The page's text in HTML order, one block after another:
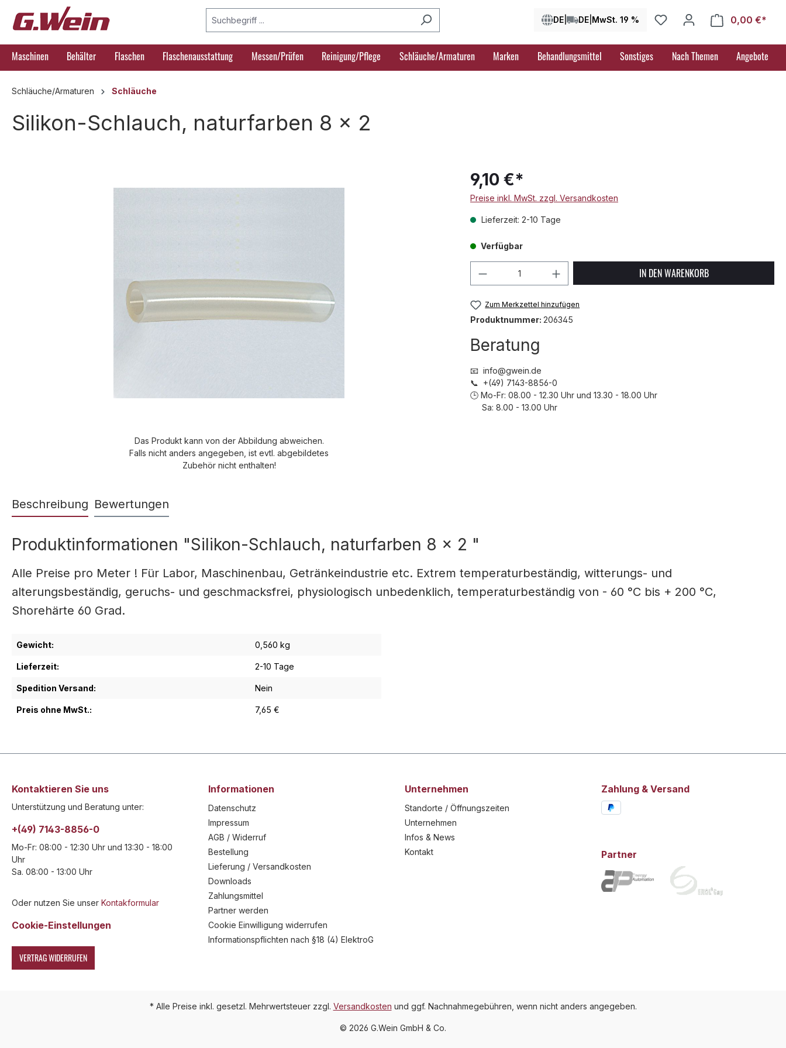
Zur Hauptnavigation springen
DE DE MwSt. 19 % 0,00 €*
Maschinen Behälter Flaschen Flaschenausstattung Messen/Prüfen Reinigung/Pflege Schläuche/Armaturen Marken Behandlungsmittel Sonstiges Nach Themen Angebote
Schläuche/Armaturen Schläuche
Silikon-Schlauch, naturfarben 8 x 2
Das Produkt kann von der Abbildung abweichen.
Falls nicht anders angegeben, ist evtl. abgebildetes
Zubehör nicht enthalten!
9,10 €*
Preise inkl. MwSt. zzgl. Versandkosten
Lieferzeit: 2-10 Tage
Verfügbar
Produkt Anzahl: Gib den gewünschten Wert
IN DEN WARENKORB
Zum Merkzettel hinzufügen
Produktnummer: 206345
Beratung
📧 info@gwein.de
📞 +(49) 7143-8856-0
🕒 Mo-Fr: 08.00 - 12.30 Uhr und 13.30 - 18.00 Uhr
Sa: 8.00 - 13.00 Uhr
Beschreibung Bewertungen
Produktinformationen "Silikon-Schlauch, naturfarben 8 x 2 "
Alle Preise pro Meter ! Für Labor, Maschinenbau, Getränkeindustrie etc. Extrem temperaturbeständig, witterungs- und
alterungsbeständig, geruchs- und geschmacksfrei, physiologisch unbedenklich, temperaturbeständig von - 60 °C bis + 200 °C,
Shorehärte 60 Grad.
Gewicht: 0,560 kg
Lieferzeit: 2-10 Tage
Spedition Versand: Nein
Preis ohne MwSt.: 7,65 €
Kontaktieren Sie uns
Unterstützung und Beratung unter:
+(49) 7143-8856-0
Mo-Fr: 08:00 - 12:30 Uhr und 13:30 - 18:00
Uhr
Sa. 08:00 - 13:00 Uhr
Oder nutzen Sie unser Kontakformular
Cookie-Einstellungen
VERTRAG WIDERRUFEN
Informationen
Datenschutz
Impressum
AGB / Widerruf
Bestellung
Lieferung / Versandkosten
Downloads
Zahlungsmittel
Partner werden
Cookie Einwilligung widerrufen
Informationspflichten nach §18 (4) ElektroG
Unternehmen
Standorte / Öffnungszeiten
Unternehmen
Infos & News
Kontakt
Zahlung & Versand
Partner
* Alle Preise inkl. gesetzl. Mehrwertsteuer zzgl. Versandkosten und ggf. Nachnahmegebühren, wenn nicht anders angegeben.
© 2026 G.Wein GmbH & Co.